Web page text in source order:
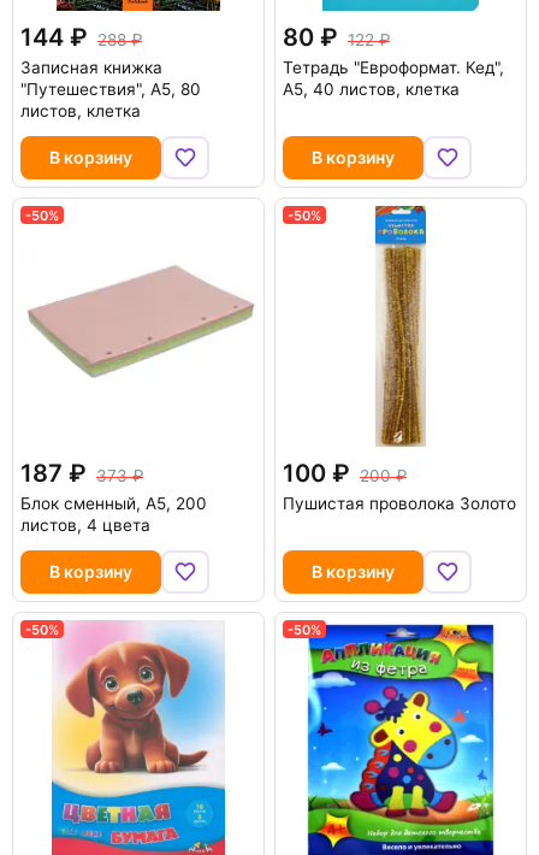
144
288
Записная книжка
"Путешествия", А5, 80
листов, клетка
В корзину
80
122
Тетрадь "Евроформат. Кед",
А5, 40 листов, клетка
В корзину
-50%
187
373
Блок сменный, А5, 200
листов, 4 цвета
В корзину
-50%
100
200
Пушистая проволока Золото
В корзину
-50% -50%